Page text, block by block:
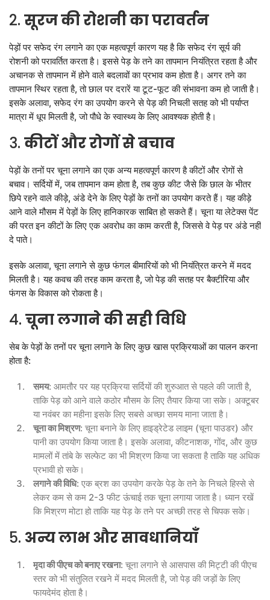
2. सूरज की रोशनी का परावर्तन
पेड़ों पर सफेद रंग लगाने का एक महत्वपूर्ण कारण यह है कि सफेद रंग सूर्य की
रोशनी को परावर्तित करता है। इससे पेड़ के तने का तापमान नियंत्रित रहता है और
अचानक से तापमान में होने वाले बदलावों का प्रभाव कम होता है। अगर तने का
तापमान स्थिर रहता है, तो छाल पर दरारें या टूट-फूट की संभावना कम हो जाती है।
इसके अलावा, सफेद रंग का उपयोग करने से पेड़ की निचली सतह को भी पर्याप्त
मात्रा में धूप मिलती है, जो पौधे के स्वास्थ्य के लिए आवश्यक होती है।
3. कीटों और रोगों से बचाव
पेड़ों के तनों पर चूना लगाने का एक अन्य महत्वपूर्ण कारण है कीटों और रोगों से
बचाव। सर्दियों में, जब तापमान कम होता है, तब कुछ कीट जैसे कि छाल के भीतर
छिपे रहने वाले कीड़े, अंडे देने के लिए पेड़ों के तनों का उपयोग करते हैं। यह कीड़े
आने वाले मौसम में पेड़ों के लिए हानिकारक साबित हो सकते हैं। चूना या लेटेक्स पेंट
की परत इन कीटों के लिए एक अवरोध का काम करती है, जिससे वे पेड़ पर अंडे नहीं
दे पाते।
इसके अलावा, चूना लगाने से कुछ फंगल बीमारियों को भी नियंत्रित करने में मदद
मिलती है। यह कवच की तरह काम करता है, जो पेड़ की सतह पर बैक्टीरिया और
फंगस के विकास को रोकता है।
4. चूना लगाने की सही विधि
सेब के पेड़ों के तनों पर चूना लगाने के लिए कुछ खास प्रक्रियाओं का पालन करना
होता है:
समय: आमतौर पर यह प्रक्रिया सर्दियों की शुरुआत से पहले की जाती है,
ताकि पेड़ को आने वाले कठोर मौसम के लिए तैयार किया जा सके। अक्टूबर
या नवंबर का महीना इसके लिए सबसे अच्छा समय माना जाता है।
चूना का मिश्रण: चूना बनाने के लिए हाइड्रेटेड लाइम (चूना पाउडर) और
पानी का उपयोग किया जाता है। इसके अलावा, कीटनाशक, गोंद, और कुछ
मामलों में तांबे के सल्फेट का भी मिश्रण किया जा सकता है ताकि यह अधिक
प्रभावी हो सके।
लगाने की विधि: एक ब्रश का उपयोग करके पेड़ के तने के निचले हिस्से से
लेकर कम से कम 2-3 फीट ऊंचाई तक चूना लगाया जाता है। ध्यान रखें
कि मिश्रण मोटा हो ताकि यह पेड़ के तने पर अच्छी तरह से चिपक सके।
5. अन्य लाभ और सावधानियाँ
मृदा की पीएच को बनाए रखना: चूना लगाने से आसपास की मिट्टी की पीएच
स्तर को भी संतुलित रखने में मदद मिलती है, जो पेड़ की जड़ों के लिए
फायदेमंद होता है।